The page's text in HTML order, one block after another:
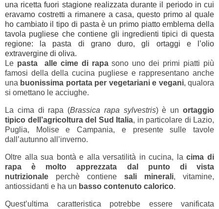
una ricetta fuori stagione realizzata durante il periodo in cui
eravamo costretti a rimanere a casa, questo primo al quale
ho cambiato il tipo di pasta è un primo piatto emblema della
tavola pugliese che contiene gli ingredienti tipici di questa
regione: la pasta di grano duro, gli ortaggi e l’olio
extravergine di oliva.
Le pasta alle cime di rapasono uno dei primi piatti più
famosi della della cucina pugliese e rappresentano anche
una buonissima portata per vegetariani e vegani, qualora
si omettano le acciughe.
La cima di rapa (Brassica rapa sylvestris) è unortaggio
tipico dell’agricoltura del Sud Italia, in particolare di Lazio,
Puglia, Molise e Campania, e presente sulle tavole
dall’autunno all’inverno.
Oltre alla sua bontà e alla versatilità in cucina, lacima di
rapa è molto apprezzata dal punto di vista
nutrizionale perchè contiene sali minerali, vitamine,
antiossidanti e ha un basso contenuto calorico.
Quest’ultima caratteristica potrebbe essere vanificata